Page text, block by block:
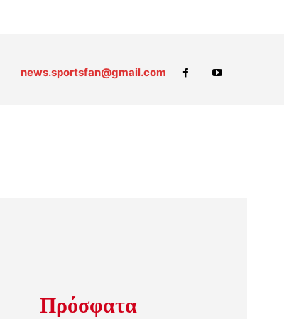
news.sportsfan@gmail.com
Πρόσφατα